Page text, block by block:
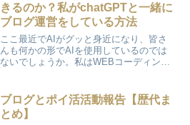
きるのか？私がchatGPTと一緒に
ブログ運営をしている方法
ここ最近でAIがグッと身近になり、皆さ
んも何かの形でAIを使用しているのでは
ないでしょうか。私はWEBコーディング
わからないものを聞いたり、今日の献立
を冷蔵庫の中身を...
ブログとポイ活活動報告【歴代ま
とめ】